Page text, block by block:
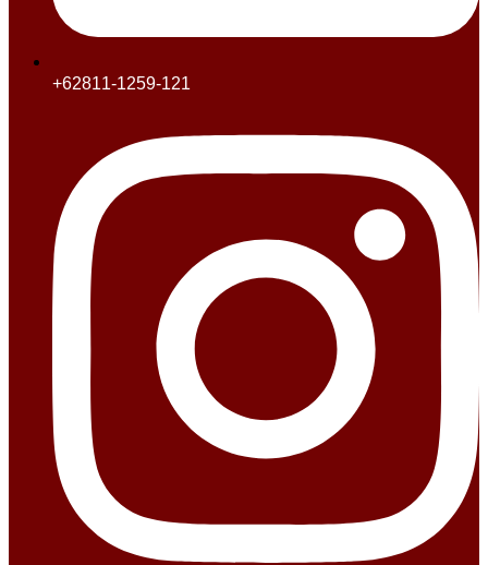
+62811-1259-121